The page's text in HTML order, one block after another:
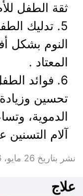
ثقة الطفل
5. تدليك
النوم بشكل
المعتاد .
6. فوائد
تحسين
الدموية،
آلام
نشر بتاريخ 26 مايو، 2016
علاج